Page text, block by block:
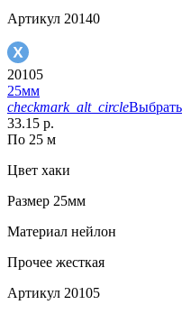
Артикул 20140
20105
25мм
checkmark_alt_circleВыбрать
33.15 р.
По 25 м
Цвет хаки
Размер 25мм
Материал нейлон
Прочее жесткая
Артикул 20105